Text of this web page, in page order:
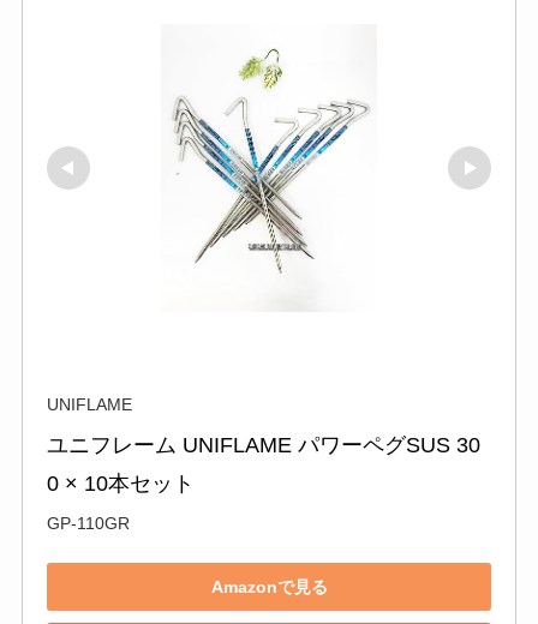
UNIFLAME
ユニフレーム UNIFLAME パワーペグSUS 30
0 × 10本セット
GP-110GR
Amazonで見る